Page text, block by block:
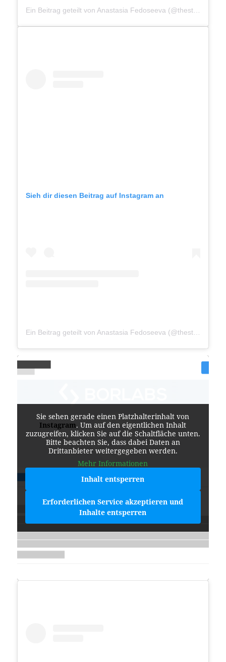
Ein Beitrag geteilt von Anastasia Fedoseeva (@thestreetpie)
Sieh dir diesen Beitrag auf Instagram an
Ein Beitrag geteilt von Anastasia Fedoseeva (@thestreetpie)
Sie sehen gerade einen Platzhalterinhalt von
Instagram. Um auf den eigentlichen Inhalt
zuzugreifen, klicken Sie auf die Schaltfläche unten.
Bitte beachten Sie, dass dabei Daten an
Drittanbieter weitergegeben werden.
Mehr Informationen
Inhalt entsperren
Erforderlichen Service akzeptieren und
Inhalte entsperren